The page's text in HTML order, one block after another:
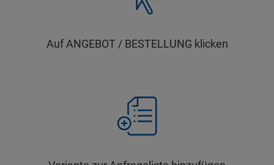
Auf ANGEBOT / BESTELLUNG klicken